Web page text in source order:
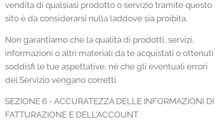
vendita di qualsiasi prodotto o servizio tramite questo
sito è da considerarsi nulla laddove sia proibita.
Non garantiamo che la qualità di prodotti, servizi,
informazioni o altri materiali da te acquistati o ottenuti
soddisfi le tue aspettative, né che gli eventuali errori
del Servizio vengano corretti.
SEZIONE 6 - ACCURATEZZA DELLE INFORMAZIONI DI
FATTURAZIONE E DELL'ACCOUNT